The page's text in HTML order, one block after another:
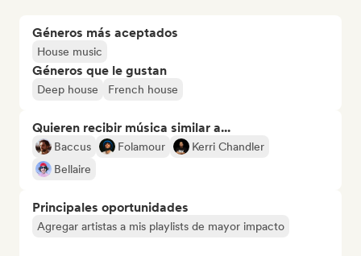
Géneros más aceptados
House music
Géneros que le gustan
Deep house French house
Quieren recibir música similar a...
Baccus Folamour
Kerri Chandler
Bellaire
Principales oportunidades
Agregar artistas a mis playlists de mayor impacto